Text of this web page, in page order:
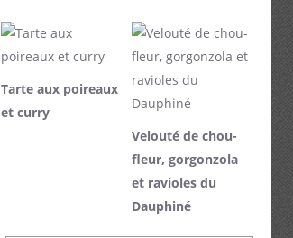
Tarte aux poireaux
et curry
Velouté de chou-
fleur, gorgonzola
et ravioles du
Dauphiné